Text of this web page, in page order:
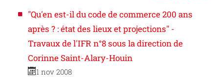
"Qu'en est-il du code de commerce 200 ans
après ? : état des lieux et projections" -
Travaux de l'IFR n°8 sous la direction de
Corinne Saint-Alary-Houin
1 nov 2008